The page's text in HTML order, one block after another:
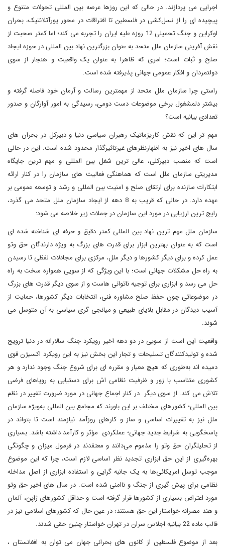
اجرایی می پردازند. در حالی که این روزها عرصه بین المللی تحولات متنوع و
پیچیده ای را از نسل‌کشی در فلسطین تا افتراقات در محور یورآتلانتیک، بحران
اوکراین و جنگ تحمیلی 12 روزه علیه ایران را تجربه می کند؛ اما کمتر صحبت از
نقش آفرینی سازمان ملل متحد به عنوان بزرگترین نهاد بین المللی در حوزه ایجاد
صلح و ثبات است؛ امری که ظاهرا به عنوان یک واقعیت و هنجار از سوی
دولتمردان و افکار عمومی جهانی پذیرفته شده است.
راستی چرا سازمان ملل متحد از مهمترین رسالت و آرمان خود فاصله گرفته و
بیشتر دلمشغول برخی موضوعات دست دومی، رسیدگی به امور آوارگان و صدور
تعدادی بیانیه است؟
مهم تر این که نقش کاریزماتیک رهبران سیاسی دنیا و دبیرکل در بحران های
سال های اخیر نیز به اظهارنظرهای غیرتاثیرگذار محدود شده است. این در حالی
است که منصب دبیرکلی، عالی ترین شغل بین المللی و مهم ترین جایگاه
مدیریتی سازمان ملل است که هماهنگی فعالیت های سازمان را در کنار ارائه
ابتکارات سازنده برای ارتقای صلح و امنیت بین المللی و رشد و توسعه عمومی بر
عهده دارد. در حالی که قریب به 8 دهه از ایجاد سازمان ملل متحد می گذرد،
رایج ترین ارزیابی در مورد این سازمان در جملات زیر خلاصه می شود:
سازمان ملل مهم ترین نهاد بین المللی کمتر دقیق و حرفه ای شناخته شده ای
است که به عنوان بهترین ابزار برای قدرت های بزرگ به ویژه دارندگان حق وتو
عمل کرده و برای دیگر کشورها و دیگر ملل، مرکزی برای مجادلات لفظی تا رسیدن
به راه حل مشکلات جهانی است؛ با این ویژگی که از سویی همواره سخت به راه
حل می رسد و ابزاری برای توجیه ناتوانی هاست و از سوی دیگر قدرت های بزرگ
در موضوعاتی چون حفظ صلح مشاوره فنی، انتخابات دیگر کشورها، حمایت از
آسیب دیدگان در مقابل بلایای طبیعی و میانجی گری سیاسی به آن متوسل می
شوند.
واقعیت این است از سویی در دو دهه اخیر رویکرد جنگ سالارانه در دنیا ترویج
شده و تولیدکنندگان تسلیحات و تجار این بخش نیز به این رویکرد اکسیژن قوی
دمیده اند به‌طوری که هیچ معیار و مقرره ای برای شروع جنگ وجود ندارد و هر
کشوری متناسب با زور و ظرفیت نظامی اش برای دستیابی به رویاهای فرضی
تلاش می کند. از سوی دیگر در کنار اجماع جهانی در مورد ضرورت تغییر در نظم
بین المللی؛ کشورهای مختلف بر این باورند که مجامع بین المللی به‌ویژه سازمان
ملل نیز به تغییرات اساسی و ساز و کارهای روزآمد نیازمند است تا بتواند در
پاسخگویی به شرایط جدید جهانی؛ عملکردی مؤثر و کارآمد داشته باشد. بسیاری
از تحلیلگران حق وتو را مذموم می‌دانند و معتقدند در فرمول میزان و چگونگی
بهره‌گیری از این حق ابزاری تجدید نظر اساسی لازم است، چرا که این موضوع
موجب توسل امریکائی‌ها به یک جانبه گرایی و استفاده ابزاری از اصل مداخله
نظامی برای پیش گیری از جنگ و ناامنی شده است. در سال های اخیر حق وتو
مورد اعتراض بسیاری از کشورها قرار گرفته است و حداقل کشورهای ژاپن، آلمان
و هند مصرانه خواستار این حق هستند؛ در عین حال که کشورهای اسلامی نیز در
قالب ماده 22 بیانیه اجلاس سران در تهران خواستار چنین حقی شدند.
بعد از موضوع فلسطین از کانون های بحرانی جهان می توان به افغانستان ،